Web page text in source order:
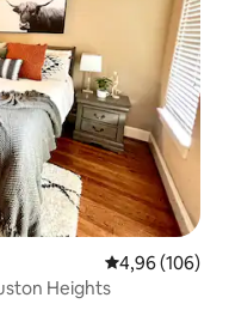
Průměrné
4,96 (106)
Heights